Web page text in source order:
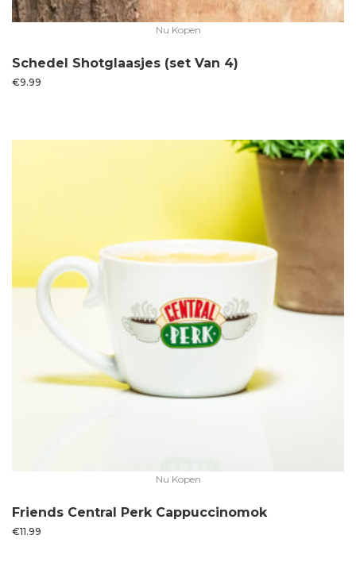
Nu Kopen
Schedel Shotglaasjes (set Van 4)
€9.99
Nu Kopen
Friends Central Perk Cappuccinomok
€11.99